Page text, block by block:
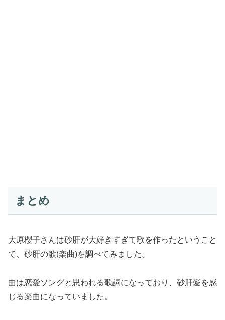
まとめ
大原櫻子さんは砂肝が大好きすぎて歌を作ったということ
で、砂肝の歌(楽曲)を調べてみました。
曲は恋愛ソングと思われる歌詞になっており、砂肝愛を感
じる楽曲になっていました。